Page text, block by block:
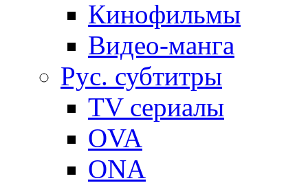
Кинофильмы
Видео-манга
Рус. субтитры
TV сериалы
OVA
ONA